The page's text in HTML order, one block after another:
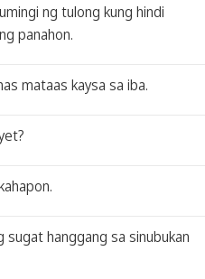
ng tulong kung hindi
panahon.
mataas kaysa sa iba.
sugat hanggang sa sinubukan